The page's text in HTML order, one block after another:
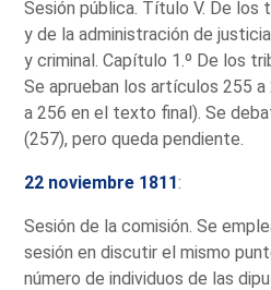
Sesión pública. Título V. De los
y de la administración de
y criminal. Capítulo 1.º De los
Se aprueban los artículos 255
a 256 en el texto final). Se
(257), pero queda pendiente.
22 noviembre 1811:
Sesión de la comisión. Se
sesión en discutir el mismo
número de individuos de las